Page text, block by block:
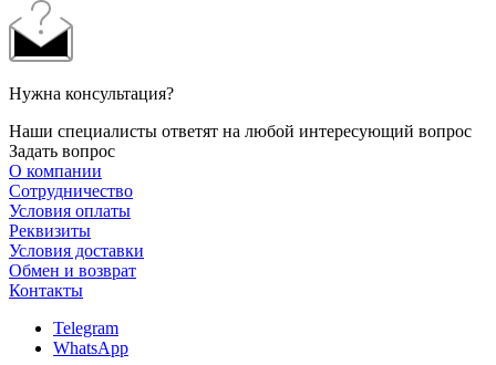
Нужна консультация?
Наши специалисты ответят на любой интересующий вопрос
Задать вопрос
О компании
Сотрудничество
Условия оплаты
Реквизиты
Условия доставки
Обмен и возврат
Контакты
Telegram
WhatsApp